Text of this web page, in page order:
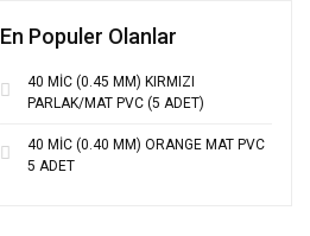
En Populer Olanlar
40 MİC (0.45 MM) KIRMIZI
PARLAK/MAT PVC (5 ADET)
40 MİC (0.40 MM) ORANGE MAT PVC
5 ADET